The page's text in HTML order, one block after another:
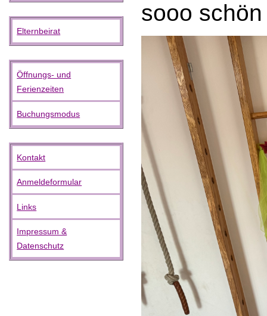
Elternbeirat
Öffnungs- und
Ferienzeiten
Buchungsmodus
Kontakt
Anmeldeformular
Links
Impressum &
Datenschutz
sooo